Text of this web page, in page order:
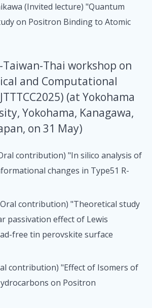
(Invited lecture) "Quantum
on Positron Binding to Atomic
Taiwan-Thai workshop on
and Computational
(at Yokohama
Yokohama, Kanagawa,
on 31 May)
contribution) "In silico analysis of
changes in Type51 R-
contribution) "Theoretical study
passivation effect of Lewis
free tin perovskite surface
contribution) "Effect of Isomers of
on Positron